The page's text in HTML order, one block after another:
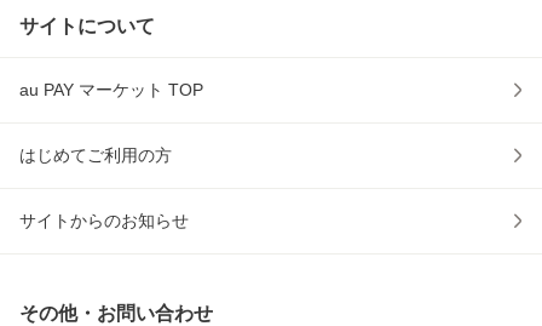
サイトについて
au PAY マーケット TOP
はじめてご利用の方
サイトからのお知らせ
その他・お問い合わせ